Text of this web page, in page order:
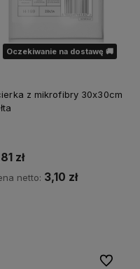
Oczekiwanie na dostawę 🚚
z mikrofibry 30x30cm
zł
netto: 3,10 zł
Do